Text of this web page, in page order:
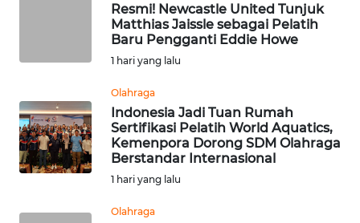
Resmi! Newcastle United Tunjuk
Matthias Jaissle sebagai Pelatih
Baru Pengganti Eddie Howe
1 hari yang lalu
Olahraga
Indonesia Jadi Tuan Rumah
Sertifikasi Pelatih World Aquatics,
Kemenpora Dorong SDM Olahraga
Berstandar Internasional
1 hari yang lalu
Olahraga
NUSANTARA
WN
JOGJA
WN
JATIM